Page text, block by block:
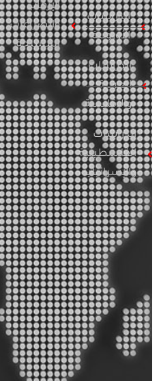
الدراسات
الأوروبية
الدراسات
العربية
والإقليمية
الدراسات
الفلسطينية
والإسرائيلية
الإرهاب
والصراعات
المسلحة